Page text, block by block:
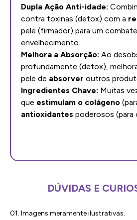
Dupla Ação Anti-idade:
contra toxinas (detox) com a
pele (firmador) para um
envelhecimento.
Melhora a Absorção: Ao
profundamente (detox),
pele de absorver outros
Ingredientes Chave: Muitas
que estimulam o colágeno
antioxidantes poderosos (para
DÚVIDAS E
01. Imagens meramente ilustrativas.